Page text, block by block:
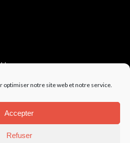
optimiser notre site web et notre service.
Accepter
Refuser